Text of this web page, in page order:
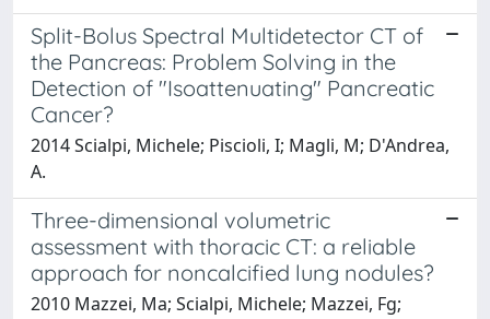
Split-Bolus Spectral Multidetector CT of
the Pancreas: Problem Solving in the
Detection of "Isoattenuating" Pancreatic
Cancer?
2014 Scialpi, Michele; Piscioli, I; Magli, M; D'Andrea,
A.
Three-dimensional volumetric
assessment with thoracic CT: a reliable
approach for noncalcified lung nodules?
2010 Mazzei, Ma; Scialpi, Michele; Mazzei, Fg;